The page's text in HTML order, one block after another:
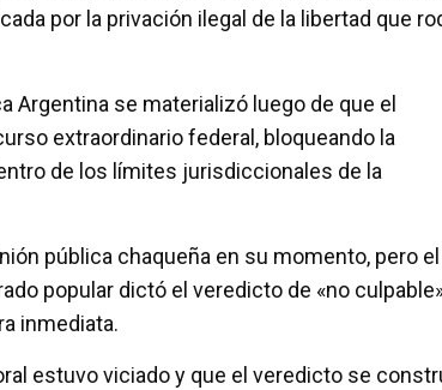
por la privación ilegal de la libertad que
Argentina se materializó luego de que el
extraordinario federal, bloqueando la
de los límites jurisdiccionales de la
pública chaqueña en su momento, pero el
popular dictó el veredicto de «no
inmediata.
estuvo viciado y que el veredicto se